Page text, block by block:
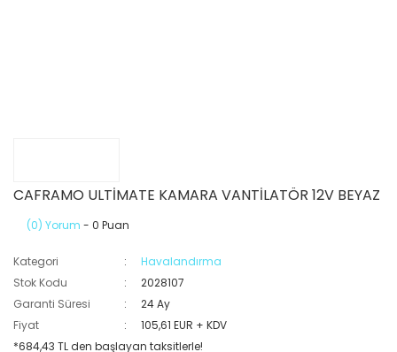
CAFRAMO ULTİMATE KAMARA VANTİLATÖR 12V BEYAZ
(0) Yorum - 0 Puan
Kategori
Havalandırma
Stok Kodu
2028107
Garanti Süresi
24 Ay
Fiyat
105,61 EUR + KDV
*684,43 TL den başlayan taksitlerle!